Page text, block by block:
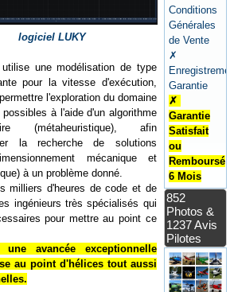
logiciel LUKY
une modélisation de type
pour la vitesse d'exécution,
l'exploration du domaine
à l'aide d'un algorithme
(métaheuristique), afin
la recherche de solutions
mécanique et
à un problème donné.
milliers d'heures de code et de
ingénieurs très spécialisés qui
pour mettre au point ce
une avancée exceptionnelle
au point d'hélices tout aussi
Conditions
Générales
de Vente
✗
Garantie
✗
Garantie
Satisfait
ou
Remboursé
6 Mois
852
Photos &
1237 Avis
Pilotes